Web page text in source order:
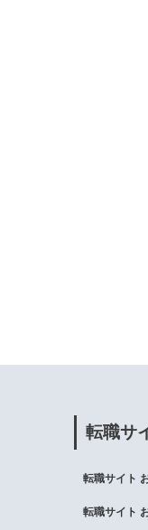
転職サ
転職サイト
転職サイト